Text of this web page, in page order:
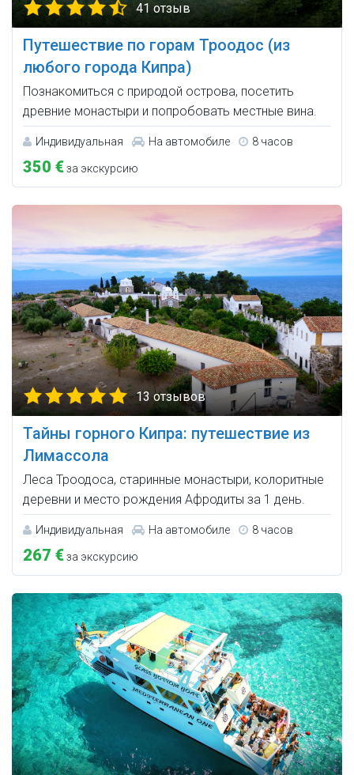
41 отзыв
Путешествие по горам Троодос (из
любого города Кипра)
Познакомиться с природой острова, посетить
древние монастыри и попробовать местные вина.
Индивидуальная На автомобиле 8 часов
350 €за экскурсию
13 отзывов
Тайны горного Кипра: путешествие из
Лимассола
Леса Троодоса, старинные монастыри, колоритные
деревни и место рождения Афродиты за 1 день.
Индивидуальная На автомобиле 8 часов
267 €за экскурсию